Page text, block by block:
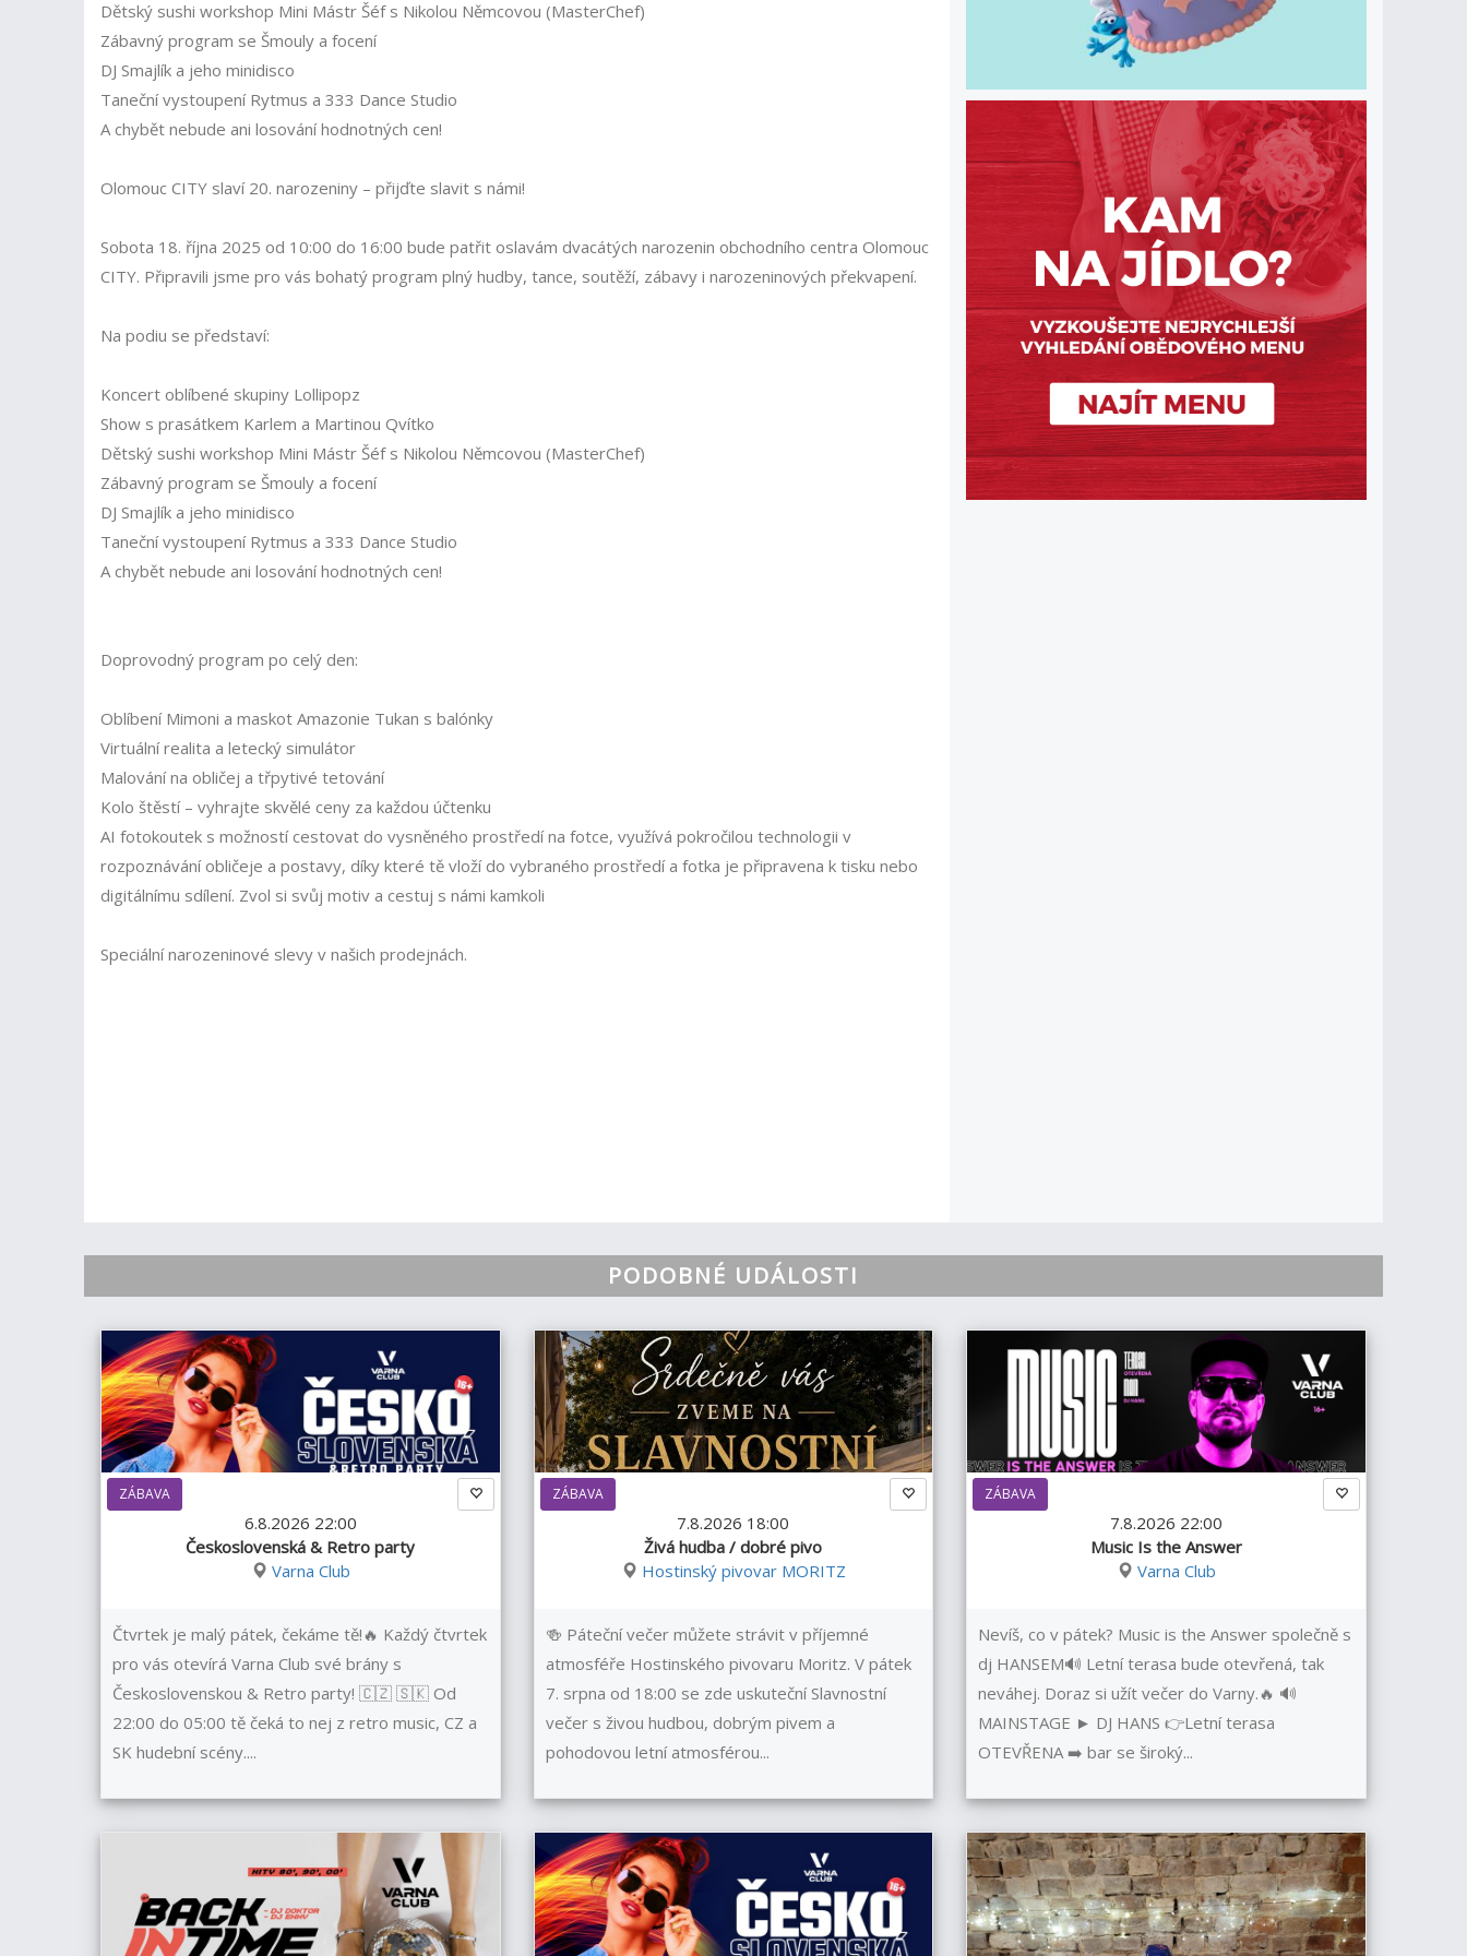
Dětský sushi workshop Mini Mástr Šéf s Nikolou Němcovou (MasterChef)
Zábavný program se Šmouly a focení
DJ Smajlík a jeho minidisco
Taneční vystoupení Rytmus a 333 Dance Studio
A chybět nebude ani losování hodnotných cen!
Olomouc CITY slaví 20. narozeniny – přijďte slavit s námi!
Sobota 18. října 2025 od 10:00 do 16:00 bude patřit oslavám dvacátých narozenin obchodního centra Olomouc
CITY. Připravili jsme pro vás bohatý program plný hudby, tance, soutěží, zábavy i narozeninových překvapení.
Na podiu se představí:
Koncert oblíbené skupiny Lollipopz
Show s prasátkem Karlem a Martinou Qvítko
Dětský sushi workshop Mini Mástr Šéf s Nikolou Němcovou (MasterChef)
Zábavný program se Šmouly a focení
DJ Smajlík a jeho minidisco
Taneční vystoupení Rytmus a 333 Dance Studio
A chybět nebude ani losování hodnotných cen!
Doprovodný program po celý den:
Oblíbení Mimoni a maskot Amazonie Tukan s balónky
Virtuální realita a letecký simulátor
Malování na obličej a třpytivé tetování
Kolo štěstí – vyhrajte skvělé ceny za každou účtenku
AI fotokoutek s možností cestovat do vysněného prostředí na fotce, využívá pokročilou technologii v
rozpoznávání obličeje a postavy, díky které tě vloží do vybraného prostředí a fotka je připravena k tisku nebo
digitálnímu sdílení. Zvol si svůj motiv a cestuj s námi kamkoli
Speciální narozeninové slevy v našich prodejnách.
PODOBNÉ UDÁLOSTI
ZÁBAVA
6.8.2026 22:00
Československá & Retro party
Varna Club
Čtvrtek je malý pátek, čekáme tě!🔥 Každý čtvrtek
pro vás otevírá Varna Club své brány s
Československou & Retro party! 🇨🇿 🇸🇰 Od
22:00 do 05:00 tě čeká to nej z retro music, CZ a
SK hudební scény....
ZÁBAVA
7.8.2026 18:00
Živá hudba / dobré pivo
Hostinský pivovar MORITZ
🍻 Páteční večer můžete strávit v příjemné
atmosféře Hostinského pivovaru Moritz. V pátek
7. srpna od 18:00 se zde uskuteční Slavnostní
večer s živou hudbou, dobrým pivem a
pohodovou letní atmosférou...
ZÁBAVA
7.8.2026 22:00
Music Is the Answer
Varna Club
Nevíš, co v pátek? Music is the Answer společně s
dj HANSEM🔊 Letní terasa bude otevřená, tak
neváhej. Doraz si užít večer do Varny.🔥 🔊
MAINSTAGE ► DJ HANS 👉Letní terasa
OTEVŘENA ➡️ bar se široký...